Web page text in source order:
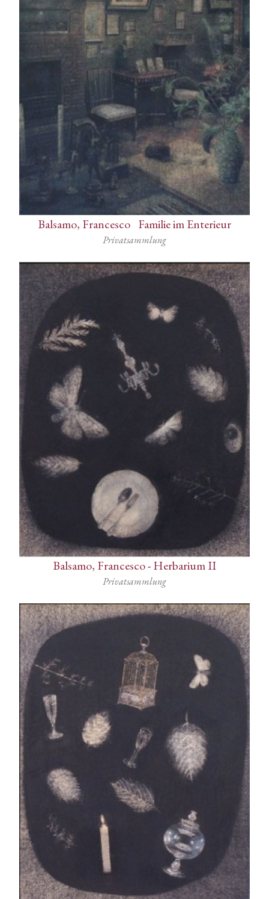
Balsamo, Francesco Familie im Enterieur
Privatsammlung
Balsamo, Francesco-Herbarium II
Privatsammlung